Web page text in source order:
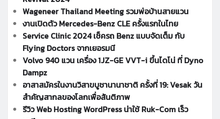
Wageneer Thailand Meeting รวมพ่อบ้านสายแวน
งานเปิดตัว Mercedes-Benz CLE ครั้งแรกในไทย
Service Clinic 2024 เช็ครถ Benz แบบจัดเต็ม กับ
Flying Doctors จากเยอรมนี
Volvo 940 แวน เครื่อง 1JZ-GE VVT-i ขึ้นไดโน่ ที่ Dyno
Dampz
อาสาสมัครในงานวิสาขบูชานานาชาติ ครั้งที่ 19: Vesak วัน
สำคัญสากลของโลกเพื่อสันติภาพ
รีวิว Web Hosting WordPress น่าใช้ Ruk-Com เร็ว